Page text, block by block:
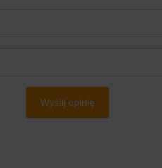
Wyślij opinię